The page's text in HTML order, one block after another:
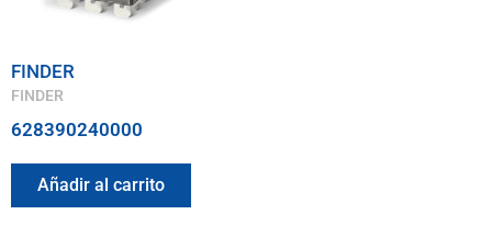
FINDER
FINDER
628390240000
Añadir al carrito